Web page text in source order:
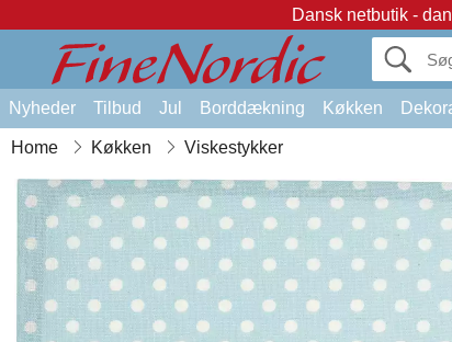
Dansk netbutik -
Nyheder Tilbud Jul Borddækning Køkken
Home Køkken Viskestykker